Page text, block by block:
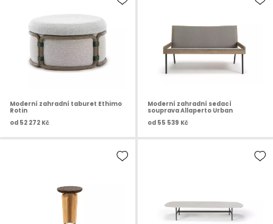
Moderní zahradní taburet Ethimo
Rotin
od 52 272 Kč
Moderní zahradní sedací
souprava Allaperto Urban
od 55 539 Kč